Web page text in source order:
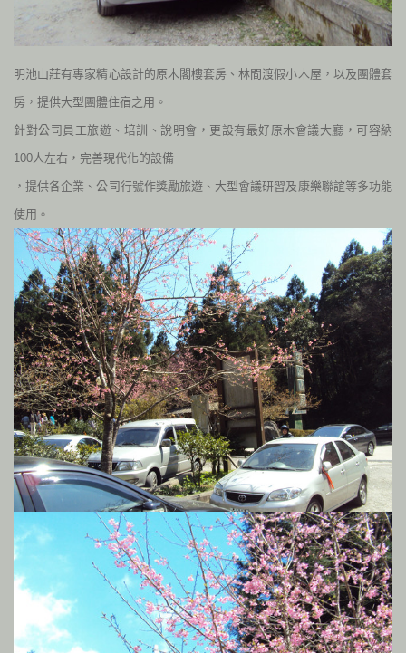
明池山莊有專家精心設計的原木閣樓套房、林間渡假小木屋，以及團體套
房，提供大型團體住宿之用。
針對公司員工旅遊、培訓、說明會，更設有最好原木會議大廳，可容納
100 人左右，完善現代化的設備
，提供各企業、公司行號作獎勵旅遊、大型會議研習及康樂聯誼等多功能
使用。